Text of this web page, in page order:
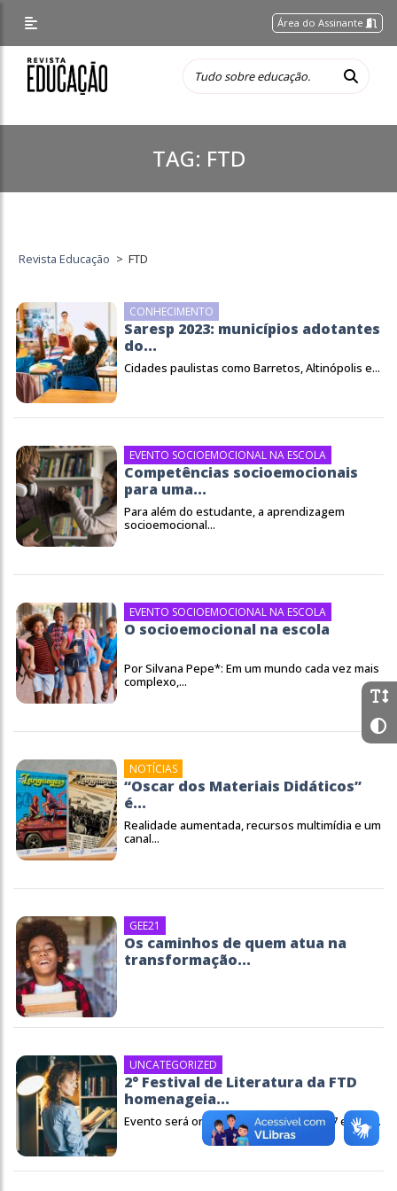
Área do Assinante
TAG: FTD
Revista Educação > FTD
CONHECIMENTO
Saresp 2023: municípios adotantes
do...
Cidades paulistas como Barretos, Altinópolis e...
EVENTO SOCIOEMOCIONAL NA ESCOLA
Competências socioemocionais
para uma...
Para além do estudante, a aprendizagem
socioemocional...
EVENTO SOCIOEMOCIONAL NA ESCOLA
O socioemocional na escola
Por Silvana Pepe*: Em um mundo cada vez mais
complexo,...
NOTÍCIAS
“Oscar dos Materiais Didáticos”
é...
Realidade aumentada, recursos multimídia e um
canal...
GEE21
Os caminhos de quem atua na
transformação...
UNCATEGORIZED
2° Festival de Literatura da FTD
homenageia...
Evento será online e gratuito nos dias 7 e 8 de...